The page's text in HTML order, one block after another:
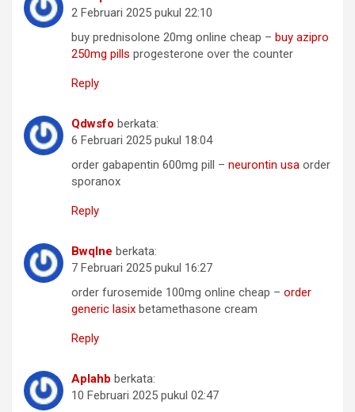
2 Februari 2025 pukul 22:10
buy prednisolone 20mg online cheap – buy azipro
250mg pills progesterone over the counter
Reply
Qdwsfo berkata:
6 Februari 2025 pukul 18:04
order gabapentin 600mg pill – neurontin usa order
sporanox
Reply
Bwqlne berkata:
7 Februari 2025 pukul 16:27
order furosemide 100mg online cheap – order
generic lasix betamethasone cream
Reply
Aplahb berkata:
10 Februari 2025 pukul 02:47